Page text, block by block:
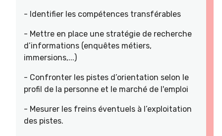
- Identifier les compétences transférables
- Mettre en place une stratégie de recherche
d’informations (enquêtes métiers,
immersions,...)
- Confronter les pistes d’orientation selon le
profil de la personne et le marché de l'emploi
- Mesurer les freins éventuels à l’exploitation
des pistes.